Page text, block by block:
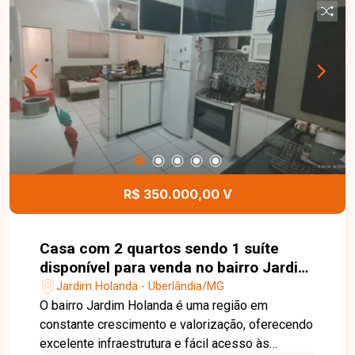
churrasqueira, pia e piscina aquecida com
hidromassagem, ideal para momentos de lazer e
confraternização. O imóvel conta ainda com
torneiras e chuveiros com aquecimento,
acabamento moderno e 04 vagas de garagem,
sendo 02 cobertas e 02 descobertas,
proporcionando conforto, sofisticação e
funcionalidade. Entre em contato para mais
informações e agende uma visita para conhecer
esta excelente oportunidade.
R$ 350.000,00 V
Casa com 2 quartos sendo 1 suíte
disponível para venda no bairro Jardim
Holanda em Uberlândia-MG
Jardim Holanda - Uberlândia/MG
O bairro Jardim Holanda é uma região em
constante crescimento e valorização, oferecendo
excelente infraestrutura e fácil acesso às